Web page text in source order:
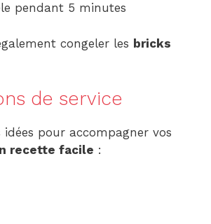
pendant 5 minutes
congeler les bricks
de service
idées pour accompagner vos
recette facile :